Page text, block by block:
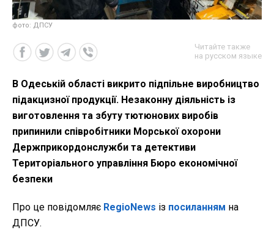
фото: ДПСУ
Читайте также
на русском языке
В Одеській області викрито підпільне виробництво
підакцизної продукції. Незаконну діяльність із
виготовлення та збуту тютюнових виробів
припинили співробітники Морської охорони
Держприкордонслужби та детективи
Територіального управління Бюро економічної
безпеки
Про це повідомляє RegioNews із посиланням на
ДПСУ.